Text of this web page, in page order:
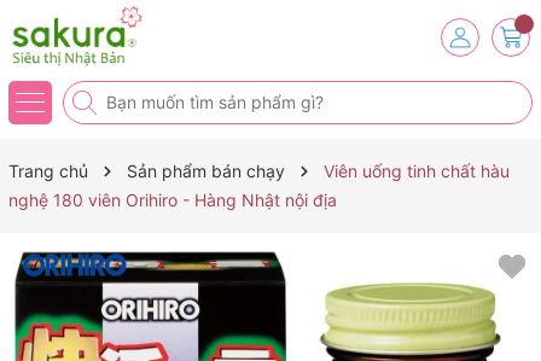
Trang chủ Sản phẩm bán chạy
Viên uống tinh chất hàu
nghệ 180 viên Orihiro - Hàng Nhật nội địa